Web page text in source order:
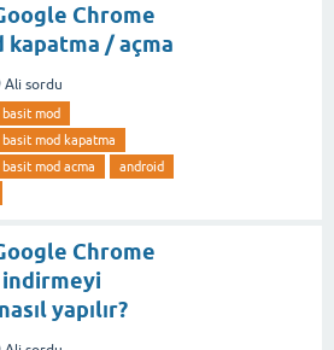
Chrome
kapatma / açma
Ali sordu
mod
mod kapatma
mod acma
android
Chrome
yapılır?